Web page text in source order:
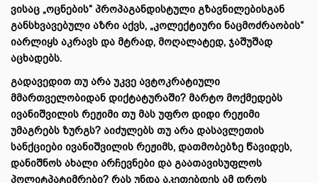
ვისაც „ოცნების“ პროპაგანდისტული გზავნილებისგან
განსხვავებული აზრი აქვს, „კოლექტიური ნაცმოძრაობის“
იარლიყს აკრავს და მტრად, მოღალატედ, ჯაშუშად
აცხადებს.
გადავედით თუ არა უკვე ავტოკრატიული
მმართველობიდან დიქტატურაში? მარტო მოქმედებს
ივანიშვილის რეჟიმი თუ მას უფრო დიდი რეჟიმი
უმაგრებს ზურგს? აიძულებს თუ არა დასავლეთის
სანქციები ივანიშვილის რეჟიმს, დათმობებზე წავიდეს,
დანიშნოს ახალი არჩევნები და გაათავისუფლოს
პოლიტპატიმრები? რას უნდა აკეთებდეს ამ დროს